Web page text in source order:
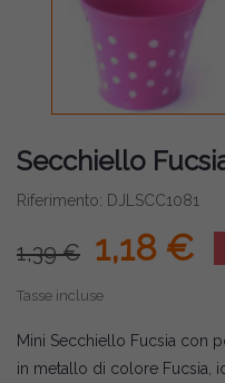
Secchiello
Riferimento: DJLSCC1081
1,39 € 1,18 €
Tasse incluse
Mini Secchiello Fucsia con
in metallo di colore Fucsia,